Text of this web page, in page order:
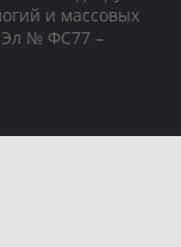
и массовых
Эл № ФС77 –